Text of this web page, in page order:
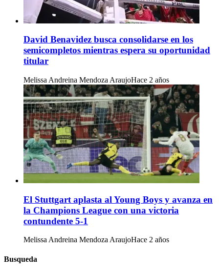
David Benavidez busca consolidarse en los
semicompletos mientras espera su oportunidad
titular
Melissa Andreina Mendoza AraujoHace 2 años
El Stuttgart aplasta al Young Boys y avanza en
la Champions League con una victoria
contundente 5-1
Melissa Andreina Mendoza AraujoHace 2 años
Busqueda